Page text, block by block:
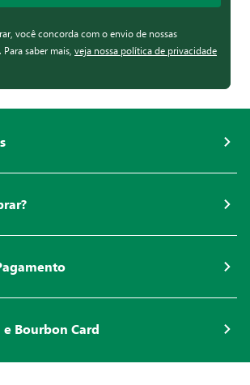
você concorda com o envio de nossas
saber mais, veja nossa política de privacidade
Bourbon Card